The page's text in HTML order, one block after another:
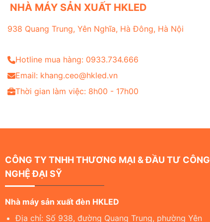
NHÀ MÁY SẢN XUẤT HKLED
938 Quang Trung, Yên Nghĩa, Hà Đông, Hà Nội
Hotline mua hàng: 0933.734.666
Email: khang.ceo@hkled.vn
Thời gian làm việc: 8h00 - 17h00
CÔNG TY TNHH THƯƠNG MẠI & ĐẦU TƯ CÔNG
NGHỆ ĐẠI SỸ
Nhà máy sản xuất đèn HKLED
Địa chỉ: Số 938, đường Quang Trung, phường Yên